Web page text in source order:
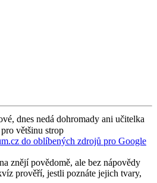
dnes nedá dohromady ani učitelka
většinu strop
do oblíbených zdrojů pro Google
znějí povědomě, ale bez nápovědy
prověří, jestli poznáte jejich tvary,